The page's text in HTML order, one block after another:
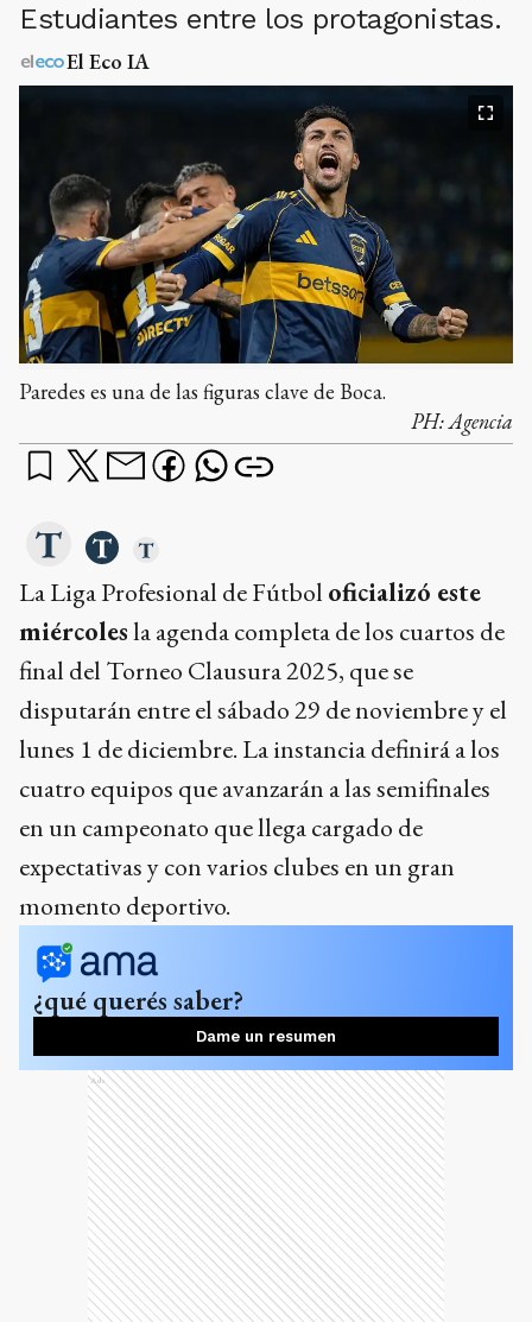
Estudiantes entre los protagonistas.
El Eco IA
Paredes es una de las figuras clave de Boca.
PH: Agencia
La Liga Profesional de Fútbol oficializó este
miércolesla agenda completa de los cuartos de
final del Torneo Clausura 2025, que se
disputarán entre el sábado 29 de noviembre y el
lunes 1 de diciembre. La instancia definirá a los
cuatro equipos que avanzarán a las semifinales
en un campeonato que llega cargado de
expectativas y con varios clubes en un gran
momento deportivo.
¿qué querés saber?
Dame un resumen
Ads